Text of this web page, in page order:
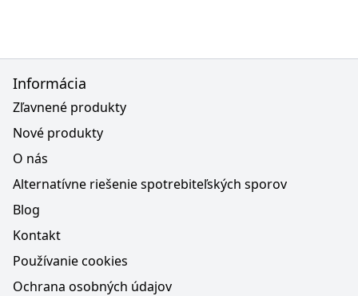
Informácia
Zľavnené produkty
Nové produkty
O nás
Alternatívne riešenie spotrebiteľských sporov
Blog
Kontakt
Používanie cookies
Ochrana osobných údajov